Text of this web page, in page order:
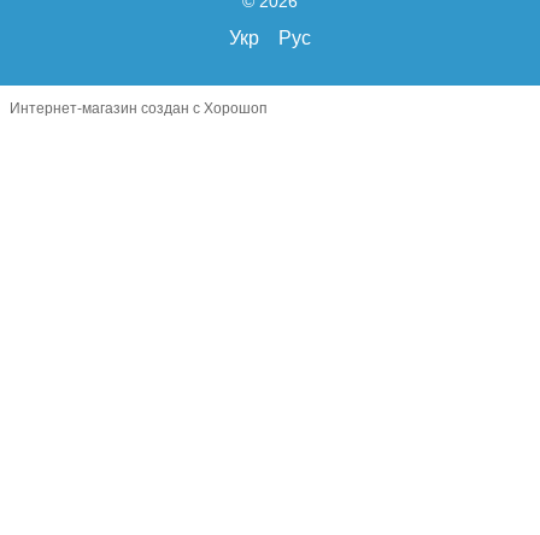
Укр Рус
Интернет-магазин создан с Хорошоп